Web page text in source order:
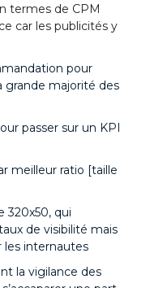
termes de CPM
car les publicités y
pour
grande majorité des
passer sur un KPI
meilleur ratio [taille
320x50, qui
de visibilité mais
les internautes
la vigilance des